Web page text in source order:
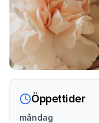
Öppettider
måndag